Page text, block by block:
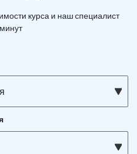
курса и наш специалист